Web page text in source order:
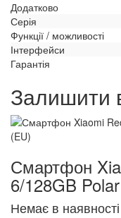
Додатково
Серія
Функції / можливості
Інтерфейси
Гарантія
Залишити
Смартфон
6/128GB
Немає в наявності